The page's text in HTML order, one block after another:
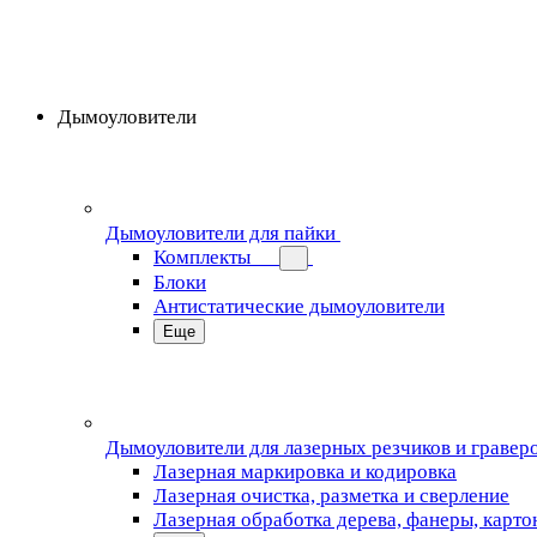
Дымоуловители
Дымоуловители для пайки
Комплекты
Блоки
Антистатические дымоуловители
Еще
Дымоуловители для лазерных резчиков и
Лазерная маркировка и кодировка
Лазерная очистка, разметка и сверление
Лазерная обработка дерева, фанеры,